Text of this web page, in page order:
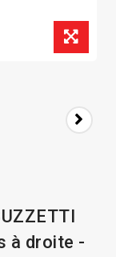
à droite -